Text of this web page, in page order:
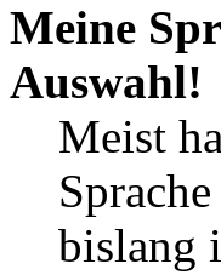
Meine
Auswahl!
Meist
bislang